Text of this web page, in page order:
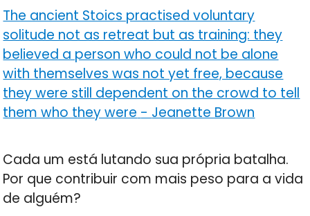
The ancient Stoics practised voluntary
solitude not as retreat but as training: they
believed a person who could not be alone
with themselves was not yet free, because
they were still dependent on the crowd to tell
them who they were - Jeanette Brown
Cada um está lutando sua própria batalha.
Por que contribuir com mais peso para a vida
de alguém?